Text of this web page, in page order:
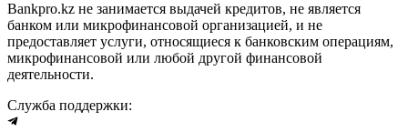
Bankpro.kz не занимается выдачей кредитов, не является
банком или микрофинансовой организацией, и не
предоставляет услуги, относящиеся к банковским операциям,
микрофинансовой или любой другой финансовой
деятельности.
Служба поддержки: